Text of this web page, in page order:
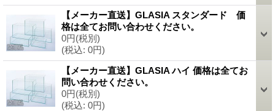
【メーカー直送】GLASIA スタンダード 価
格は全てお問い合わせください。
0円(税別)
(税込: 0円)
【メーカー直送】GLASIA ハイ 価格は全てお
問い合わせください。
0円(税別)
(税込: 0円)